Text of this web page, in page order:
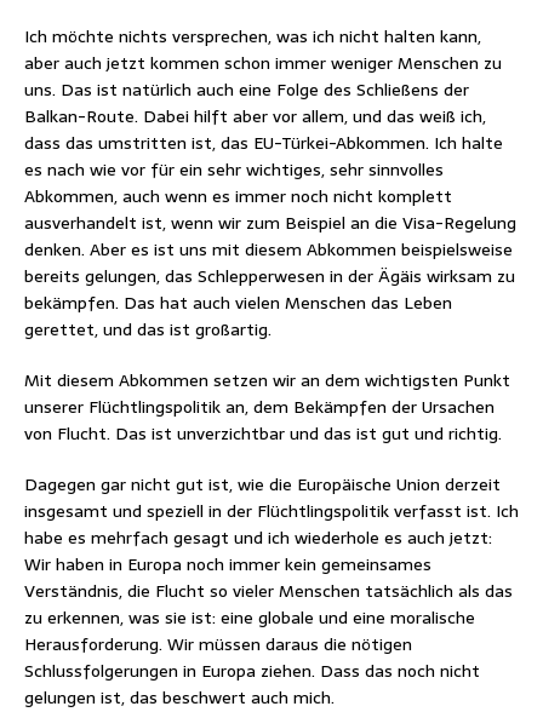
Ich möchte nichts versprechen, was ich nicht halten kann,
aber auch jetzt kommen schon immer weniger Menschen zu
uns. Das ist natürlich auch eine Folge des Schließens der
Balkan-Route. Dabei hilft aber vor allem, und das weiß ich,
dass das umstritten ist, das EU-Türkei-Abkommen. Ich halte
es nach wie vor für ein sehr wichtiges, sehr sinnvolles
Abkommen, auch wenn es immer noch nicht komplett
ausverhandelt ist, wenn wir zum Beispiel an die Visa-Regelung
denken. Aber es ist uns mit diesem Abkommen beispielsweise
bereits gelungen, das Schlepperwesen in der Ägäis wirksam zu
bekämpfen. Das hat auch vielen Menschen das Leben
gerettet, und das ist großartig.
Mit diesem Abkommen setzen wir an dem wichtigsten Punkt
unserer Flüchtlingspolitik an, dem Bekämpfen der Ursachen
von Flucht. Das ist unverzichtbar und das ist gut und richtig.
Dagegen gar nicht gut ist, wie die Europäische Union derzeit
insgesamt und speziell in der Flüchtlingspolitik verfasst ist. Ich
habe es mehrfach gesagt und ich wiederhole es auch jetzt:
Wir haben in Europa noch immer kein gemeinsames
Verständnis, die Flucht so vieler Menschen tatsächlich als das
zu erkennen, was sie ist: eine globale und eine moralische
Herausforderung. Wir müssen daraus die nötigen
Schlussfolgerungen in Europa ziehen. Dass das noch nicht
gelungen ist, das beschwert auch mich.